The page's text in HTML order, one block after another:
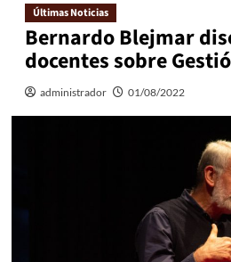
Últimas Noticias
Bernardo Blejmar
docentes sobre
administrador 01/08/2022